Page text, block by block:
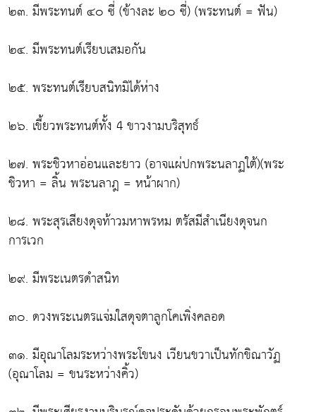
๒๓. มีพระทนต์ ๔๐ ซี่ (ข้างละ ๒๐ ซี่) (พระทนต์ = ฟัน)
๒๔. มีพระทนต์เรียบเสมอกัน
๒๕. พระทนต์เรียบสนิทมิได้ห่าง
๒๖. เขี้ยวพระทนต์ทั้ง 4 ขาวงามบริสุทธ์
๒๗. พระชิวหาอ่อนและยาว (อาจแผ่ปกพระนลาฏใต้)(พระ
ชิวหา = ลิ้น พระนลาฎ = หน้าผาก)
๒๘. พระสุรเสียงดุจท้าวมหาพรหม ตรัสมีสำเนียงดุจนก
การเวก
๒๙. มีพระเนตรดำสนิท
๓๐. ดวงพระเนตรแจ่มใสดุจตาลูกโคเพิ่งคลอด
๓๑. มีอุณาโลมระหว่างพระโขนง เวียนขวาเป็นทักขิณาวัฏ
(อุณาโลม = ขนระหว่างคิ้ว)